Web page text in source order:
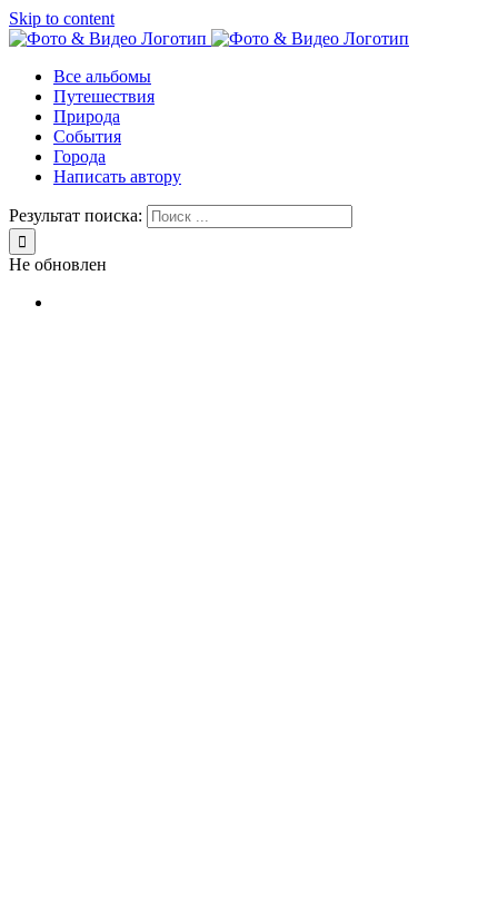
Skip to content
Все альбомы
Путешествия
Природа
События
Города
Написать автору
Результат поиска:
Не обновлен